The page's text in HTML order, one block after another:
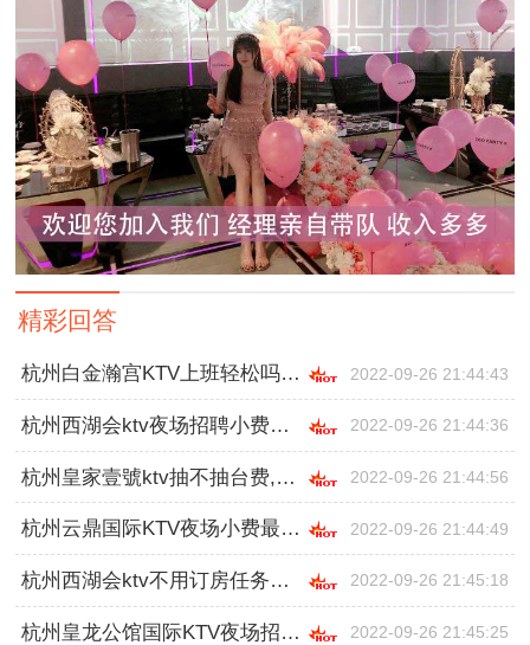
精彩回答
杭州白金瀚宫KTV上班轻松吗,一般在哪招聘 2022-09-26 21:44:43
杭州西湖会ktv夜场招聘小费多少,跟领队还是直招 2022-09-26 21:44:36
杭州皇家壹號ktv抽不抽台费,跟领队还是直招 2022-09-26 21:44:56
杭州云鼎国际KTV夜场小费最高的场子招聘,应聘要求是什么 2022-09-26 21:44:49
杭州西湖会ktv不用订房任务的,入职需要什么条件 2022-09-26 21:45:18
杭州皇龙公馆国际KTV夜场招聘佳丽日结小费,无中介费 2022-09-26 21:45:25